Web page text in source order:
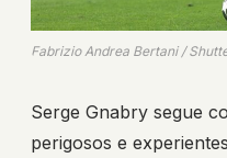
Fabrizio Andrea Bertani /
Serge Gnabry segue
perigosos e